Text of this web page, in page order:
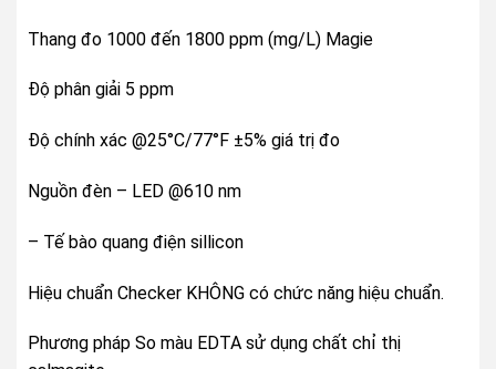
Thang đo 1000 đến 1800 ppm (mg/L) Magie
Độ phân giải 5 ppm
Độ chính xác @25°C/77°F ±5% giá trị đo
Nguồn đèn – LED @610 nm
– Tế bào quang điện sillicon
Hiệu chuẩn Checker KHÔNG có chức năng hiệu chuẩn.
Phương pháp So màu EDTA sử dụng chất chỉ thị